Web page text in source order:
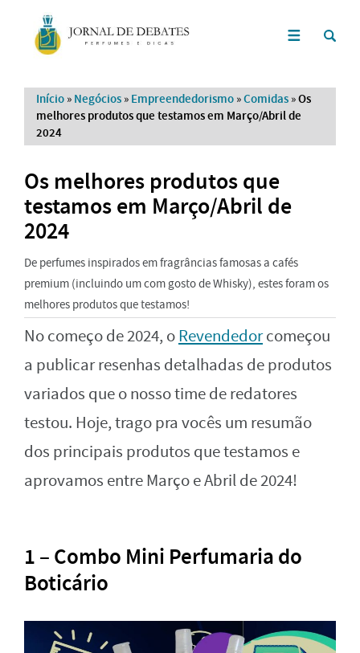
Início » Negócios » Empreendedorismo »Comidas »Os
melhores produtos que testamos em Março/Abril de
2024
Os melhores produtos que
testamos em Março/Abril de
2024
De perfumes inspirados em fragrâncias famosas a cafés
premium (incluindo um com gosto de Whisky), estes foram os
melhores produtos que testamos!
No começo de 2024, oRevendedorcomeçou
a publicar resenhas detalhadas de produtos
variados que o nosso time de redatores
testou. Hoje, trago pra vocês um resumão
dos principais produtos que testamos e
aprovamos entre Março e Abril de 2024!
1 – Combo Mini Perfumaria do
Boticário